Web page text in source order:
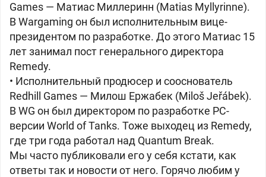
Games — Матиас Миллеринн (Matias Myllyrinne).
В Wargaming он был исполнительным вице-
президентом по разработке. До этого Матиас 15
лет занимал пост генерального директора
Remedy.
• Исполнительный продюсер и сооснователь
Redhill Games — Милош Ержабек (Miloš Jeřábek).
В WG он был директором по разработке PC-
версии World of Tanks. Тоже выходец из Remedy,
где три года работал над Quantum Break.
Мы часто публиковали его у себя кстати, как
ответы так и новости от него. Горячо любим у